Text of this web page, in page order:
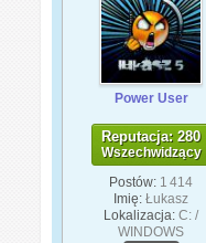
Power User
Reputacja: 280
Wszechwidzący
Postów: 1 414
Imię: Łukasz
Lokalizacja: C: /
WINDOWS